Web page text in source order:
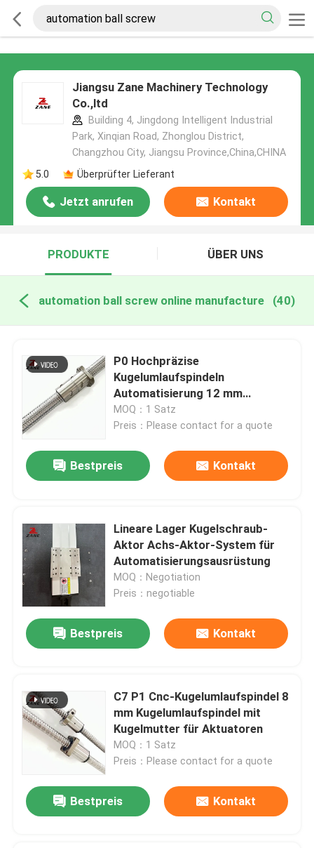
Jiangsu Zane Machinery Technology
Co.,ltd
Building 4, Jingdong Intelligent Industrial
Park, Xinqian Road, Zhonglou District,
Changzhou City, Jiangsu Province,China,CHINA
5.0
Überprüfter Lieferant
Jetzt anrufen Kontakt
PRODUKTE ÜBER UNS
automation ball screw online manufacture (40)
P0 Hochpräzise
Kugelumlaufspindeln
Automatisierung 12 mm
Kugelumlaufspindeln mit
geringer Reibung
MOQ：1 Satz
Preis：Please contact for a quote
Bestpreis Kontakt
Lineare Lager Kugelschraub-
Aktor Achs-Aktor-System für
Automatisierungsausrüstung
MOQ：Negotiation
Preis：negotiable
Bestpreis Kontakt
C7 P1 Cnc-Kugelumlaufspindel 8
mm Kugelumlaufspindel mit
Kugelmutter für Aktuatoren
MOQ：1 Satz
Preis：Please contact for a quote
Bestpreis Kontakt